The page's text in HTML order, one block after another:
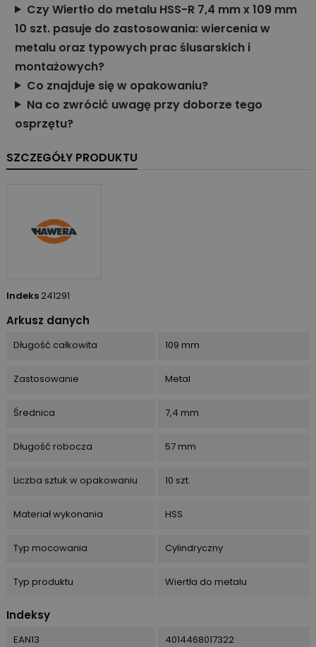
Czy Wiertło do metalu HSS-R 7,4 mm x 109 mm
10 szt. pasuje do zastosowania: wiercenia w
metalu oraz typowych prac ślusarskich i
montażowych?
Co znajduje się w opakowaniu?
Na co zwrócić uwagę przy doborze tego
osprzętu?
SZCZEGÓŁY PRODUKTU
Indeks 241291
Arkusz danych
Długość całkowita 109 mm
Zastosowanie Metal
Średnica 7,4 mm
Długość robocza 57 mm
Liczba sztuk w opakowaniu 10 szt.
Materiał wykonania HSS
Typ mocowania Cylindryczny
Typ produktu Wiertła do metalu
Indeksy
EAN13 4014468017322